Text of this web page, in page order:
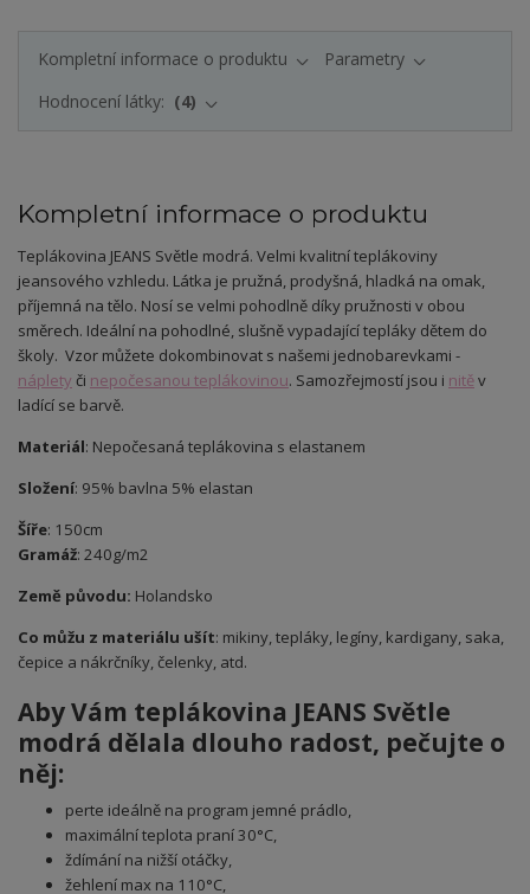
Kompletní informace o produktu
Parametry
Hodnocení látky:
4
Kompletní informace o produktu
Teplákovina JEANS Světle modrá. Velmi kvalitní teplákoviny
jeansového vzhledu. Látka je pružná, prodyšná, hladká na omak,
příjemná na tělo. Nosí se velmi pohodlně díky pružnosti v obou
směrech. Ideální na pohodlné, slušně vypadající tepláky dětem do
školy. Vzor můžete dokombinovat s našemi jednobarevkami -
náplety či nepočesanou teplákovinou. Samozřejmostí jsou i nitěv
ladící se barvě.
Materiál: Nepočesaná teplákovina s elastanem
Složení: 95% bavlna 5% elastan
Šíře: 150cm
Gramáž: 240g/m2
Země původu: Holandsko
Co můžu z materiálu ušít: mikiny, tepláky, legíny, kardigany, saka,
čepice a nákrčníky, čelenky, atd.
Aby Vám teplákovina JEANS Světle
modrá dělala dlouho radost, pečujte o
něj:
perte ideálně na program jemné prádlo,
maximální teplota praní 30°C,
ždímání na nižší otáčky,
žehlení max na 110°C,